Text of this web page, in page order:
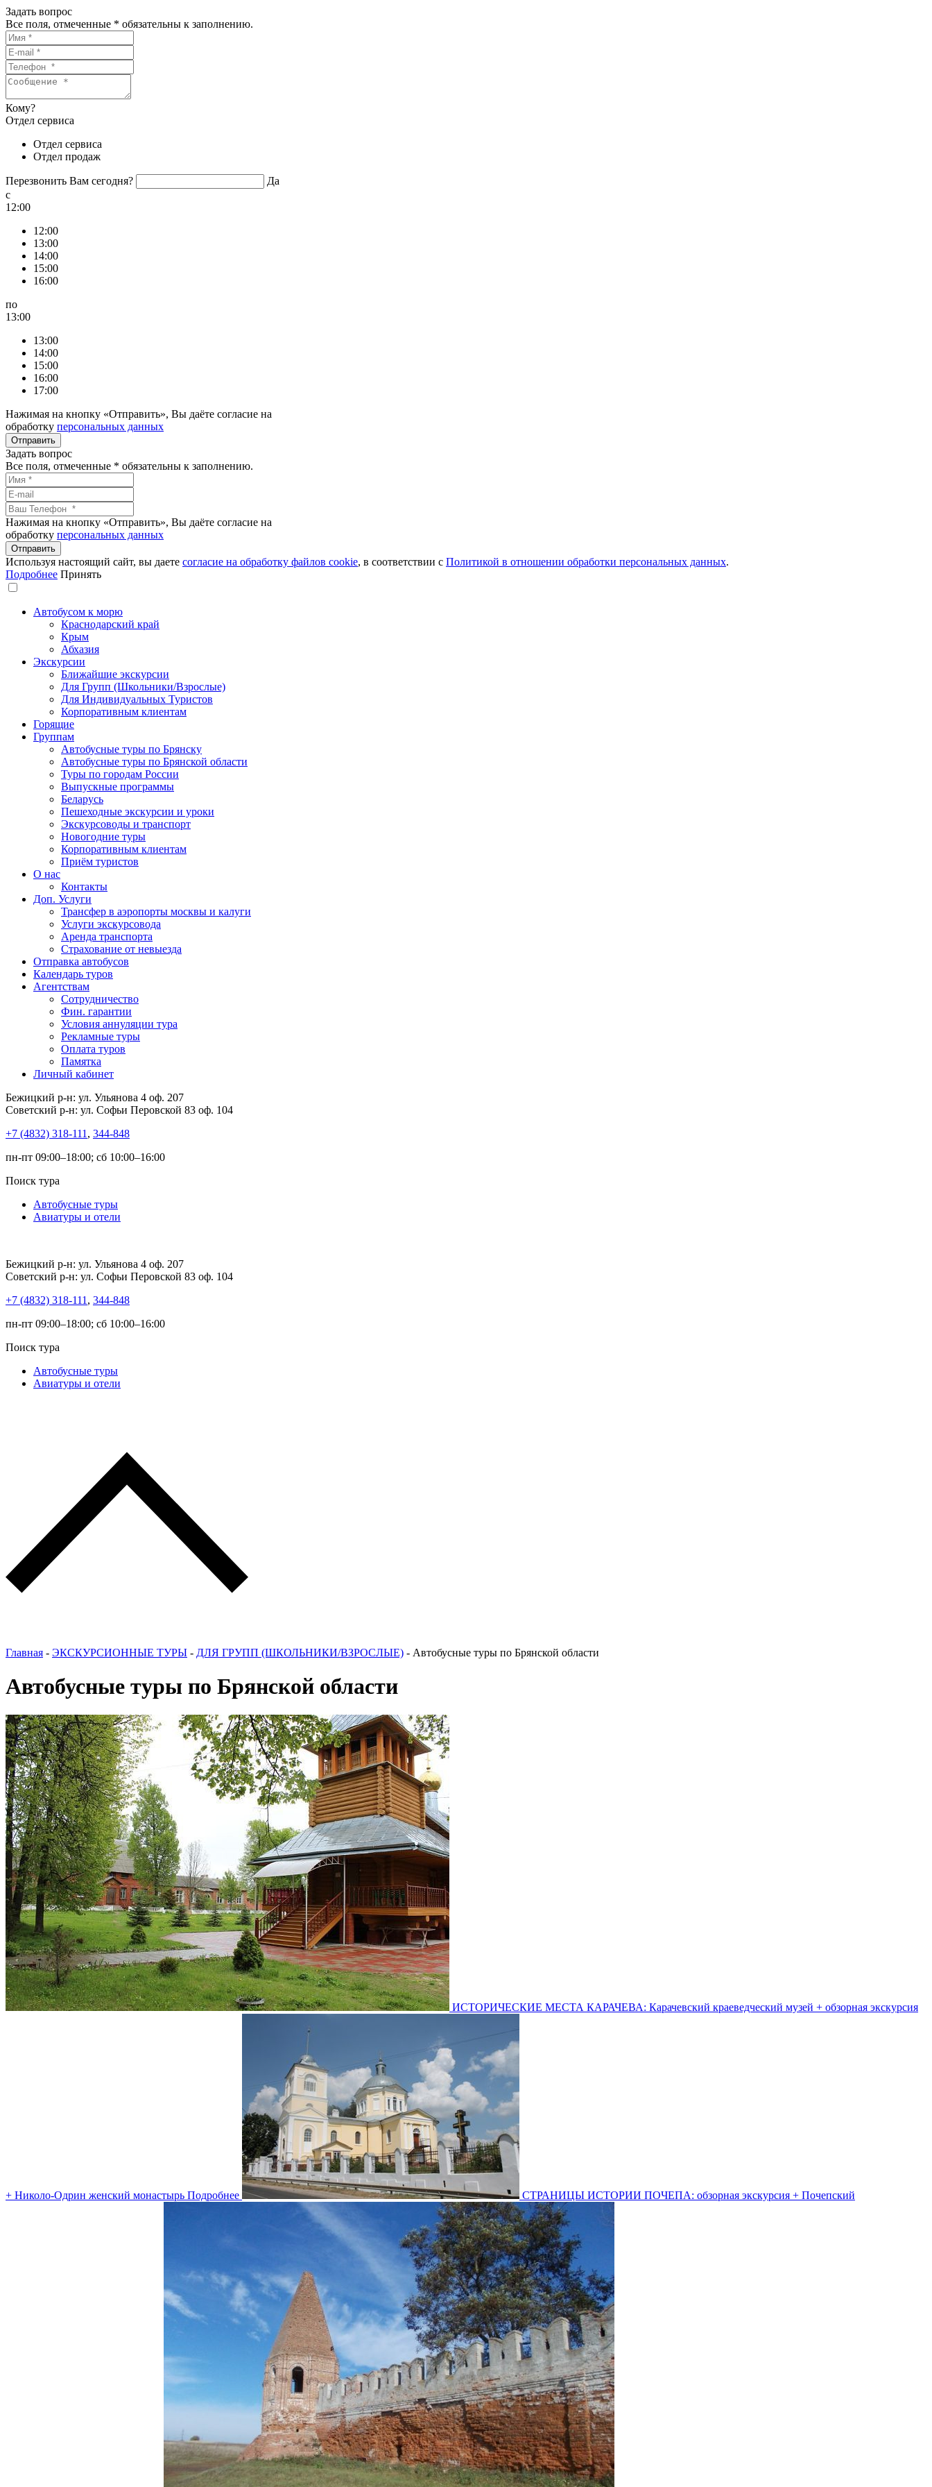
Задать вопрос
Все поля, отмеченные * обязательны к заполнению.
Кому?
Отдел сервиса
Отдел сервиса
Отдел продаж
Перезвонить Вам сегодня?
Да
c
12:00
12:00
13:00
14:00
15:00
16:00
по
13:00
13:00
14:00
15:00
16:00
17:00
Нажимая на кнопку «Отправить», Вы даёте согласие на
обработку персональных данных
Задать вопрос
Все поля, отмеченные * обязательны к заполнению.
Нажимая на кнопку «Отправить», Вы даёте согласие на
обработку персональных данных
Используя настоящий сайт, вы даете согласие на обработку файлов сookie, в соответствии с Политикой в отношении обработки персональных данных.
Подробнее Принять
Автобусом к морю
Краснодарский край
Крым
Абхазия
Экскурсии
Ближайшие экскурсии
Для Групп (Школьники/Взрослые)
Для Индивидуальных Туристов
Корпоративным клиентам
Горящие
Группам
Автобусные туры по Брянску
Автобусные туры по Брянской области
Туры по городам России
Выпускные программы
Беларусь
Пешеходные экскурсии и уроки
Экскурсоводы и транспорт
Новогодние туры
Корпоративным клиентам
Приём туристов
О нас
Контакты
Доп. Услуги
Трансфер в аэропорты москвы и калуги
Услуги экскурсовода
Аренда транспорта
Страхование от невыезда
Отправка автобусов
Календарь туров
Агентствам
Сотрудничество
Фин. гарантии
Условия аннуляции тура
Рекламные туры
Оплата туров
Памятка
Личный кабинет
Бежицкий р-н: ул. Ульянова 4 оф. 207
Советский р-н: ул. Софьи Перовской 83 оф. 104
+7 (4832) 318-111 , 344-848
пн-пт 09:00–18:00; сб 10:00–16:00
Поиск тура
Автобусные туры
Авиатуры и отели
Бежицкий р-н: ул. Ульянова 4 оф. 207
Советский р-н: ул. Софьи Перовской 83 оф. 104
+7 (4832) 318-111 , 344-848
пн-пт 09:00–18:00; сб 10:00–16:00
Поиск тура
Автобусные туры
Авиатуры и отели
Главная - ЭКСКУРСИОННЫЕ ТУРЫ - ДЛЯ ГРУПП (ШКОЛЬНИКИ/ВЗРОСЛЫЕ) - Автобусные туры по Брянской области
Автобусные туры по Брянской области
ИСТОРИЧЕСКИЕ МЕСТА КАРАЧЕВА: Карачевский краеведческий музей + обзорная экскурсия
+ Николо-Одрин женский монастырь Подробнее СТРАНИЦЫ ИСТОРИИ ПОЧЕПА: обзорная экскурсия + Почепский